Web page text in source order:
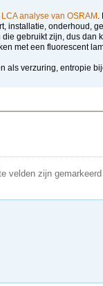
analyse van OSRAM
installatie, onderhoud,
gebruikt zijn, dus dan
met een fluorescent
als verzuring, entropie
velden zijn